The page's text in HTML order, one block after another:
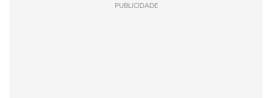
PUBLICIDADE